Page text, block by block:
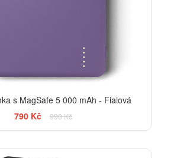
s MagSafe 5 000 mAh - Fialová
790 Kč
990 Kč